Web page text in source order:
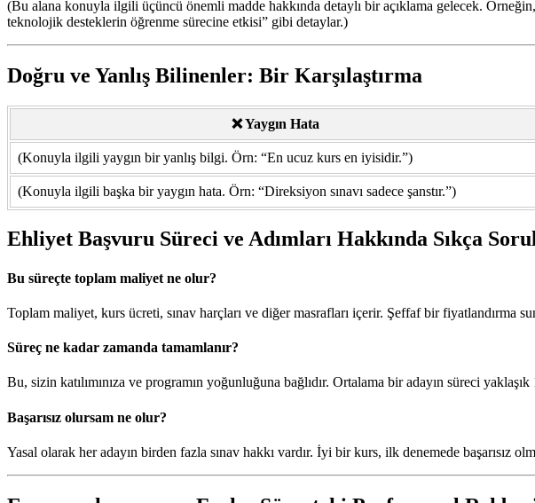
(Bu alana konuyla ilgili üçüncü önemli madde hakkında detaylı bir açıklama gelecek.
teknolojik desteklerin öğrenme sürecine etkisi” gibi detaylar.)
Doğru ve Yanlış Bilinenler: Bir Karşılaştırma
❌ Yaygın Hata
(Konuyla ilgili yaygın bir yanlış bilgi. Örn: “En ucuz kurs en iyisidir.”)
(Konuyla ilgili başka bir yaygın hata. Örn: “Direksiyon sınavı sadece şanstır.”)
Ehliyet Başvuru Süreci ve Adımları Hakkında Sıkça
Bu süreçte toplam maliyet ne olur?
Toplam maliyet, kurs ücreti, sınav harçları ve diğer masrafları içerir. Şeffaf bir fiyatlandırma
Süreç ne kadar zamanda tamamlanır?
Bu, sizin katılımınıza ve programın yoğunluğuna bağlıdır. Ortalama bir adayın süreci
Başarısız olursam ne olur?
Yasal olarak her adayın birden fazla sınav hakkı vardır. İyi bir kurs, ilk denemede başarısız